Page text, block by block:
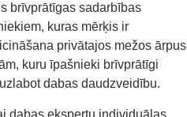
brīvprātīgas sadarbības
kuras mērķis ir
privātajos mežos ārpus
kuru īpašnieki brīvprātīgi
dabas daudzveidību.
dabas ekspertu individuālas